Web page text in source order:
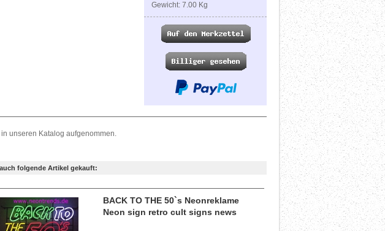
Gewicht: 7.00 Kg
unseren Katalog aufgenommen.
folgende Artikel gekauft:
BACK TO THE 50`s Neonreklame
Neon sign retro cult signs news